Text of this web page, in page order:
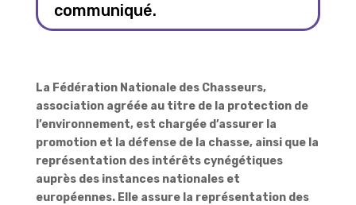
communiqué.
La Fédération Nationale des Chasseurs,
association agréée au titre de la protection de
l’environnement, est chargée d’assurer la
promotion et la défense de la chasse, ainsi que la
représentation des intérêts cynégétiques
auprès des instances nationales et
européennes. Elle assure la représentation des